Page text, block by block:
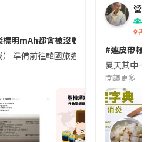
明mAh都會被沒收😱出發前切記檢查
） 準備前往韓國旅遊的民眾，近期要
營養
香港
#連皮帶籽
夏天其中一
閱讀更多